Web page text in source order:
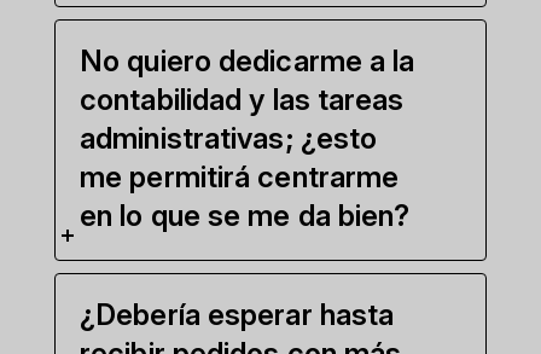
No quiero dedicarme a la
contabilidad y las tareas
administrativas; ¿esto
me permitirá centrarme
en lo que se me da bien?
¿Debería esperar hasta